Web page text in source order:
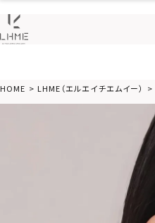
HOME LHME（エルエイチエムイー）